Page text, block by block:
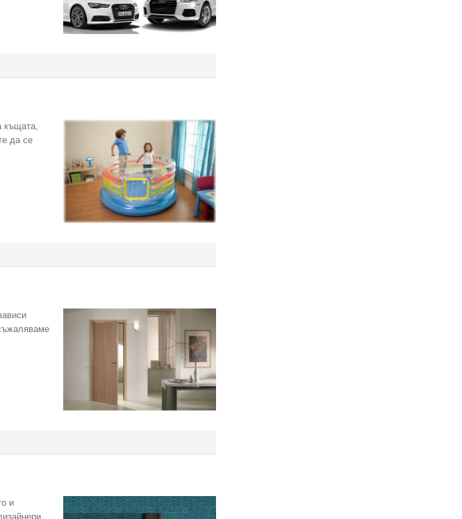
къщата,
да се
и